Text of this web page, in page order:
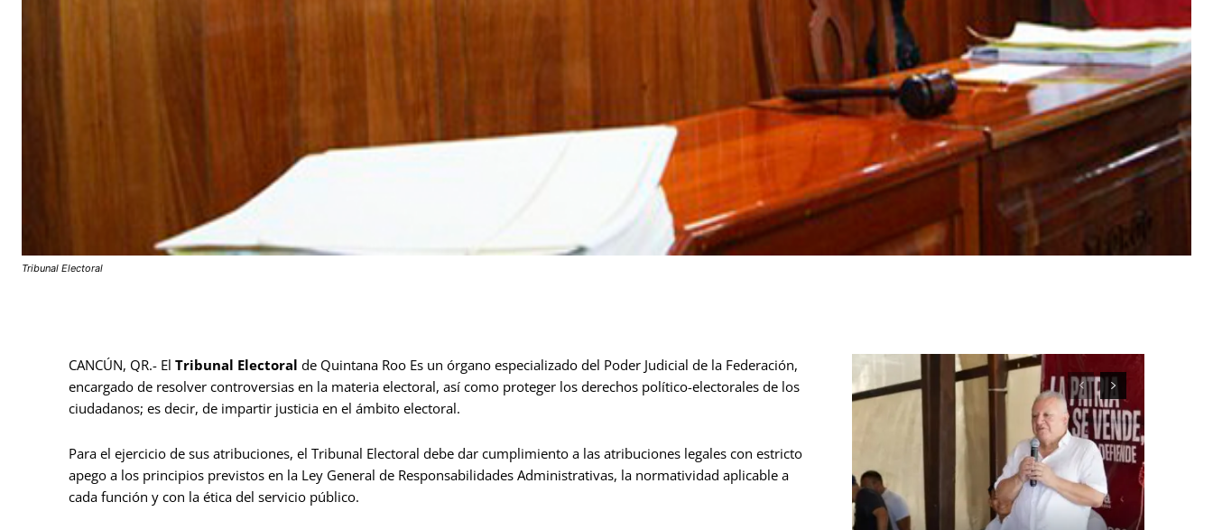
Tribunal Electoral
CANCÚN, QR.- El Tribunal Electoral de Quintana Roo Es un órgano especializado del Poder Judicial de la Federación,
encargado de resolver controversias en la materia electoral, así como proteger los derechos político-electorales de los
ciudadanos; es decir, de impartir justicia en el ámbito electoral.
Para el ejercicio de sus atribuciones, el Tribunal Electoral debe dar cumplimiento a las atribuciones legales con estricto
apego a los principios previstos en la Ley General de Responsabilidades Administrativas, la normatividad aplicable a
cada función y con la ética del servicio público.